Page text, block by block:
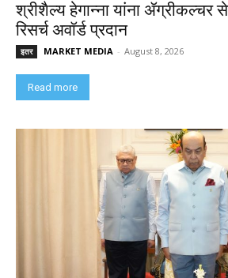
श्रीशैल्य हेगान्ना यांना ॲग्रीकल्चर
रिसर्च अवॉर्ड प्रदान
इतर MARKET MEDIA - August 8, 2026
Read more